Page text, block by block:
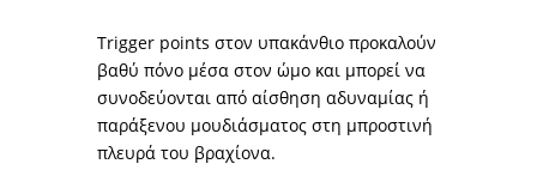
Trigger points στον υπακάνθιο προκαλούν
βαθύ πόνο μέσα στον ώμο και μπορεί να
συνοδεύονται από αίσθηση αδυναμίας ή
παράξενου μουδιάσματος στη μπροστινή
πλευρά του βραχίονα.